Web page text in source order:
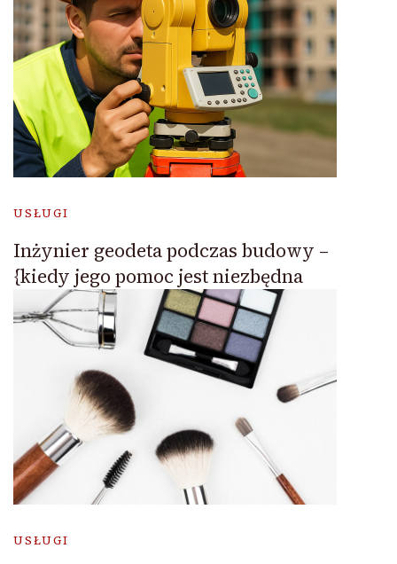
USŁUGI
Inżynier geodeta podczas budowy –
{kiedy jego pomoc jest niezbędna
USŁUGI